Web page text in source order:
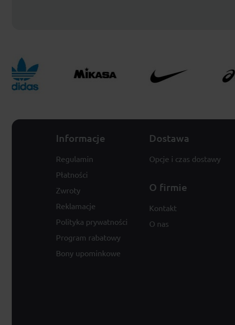
Informacje
Regulamin
Płatności
Zwroty
Reklamacje
Polityka prywatności
Program rabatowy
Bony upominkowe
Dostawa
Opcje i czas dostawy
O firmie
Kontakt
O nas